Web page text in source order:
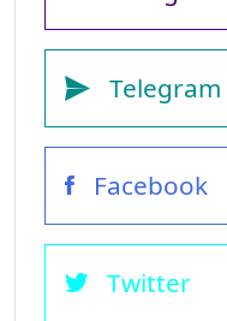
Telegram
Facebook
Twitter